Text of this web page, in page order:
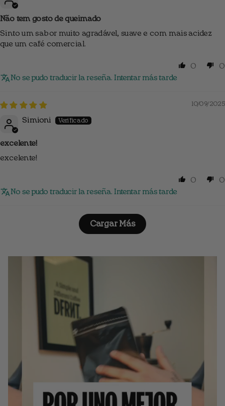
Não tem gosto de queimado
Sinto um sabor muito agradável, suave e com mais acidez
que um café comercial.
0
0
No se pudo traducir la reseña. Intentar más tarde
10/09/2025
Simioni
excelente!
excelente!
0
0
No se pudo traducir la reseña. Intentar más tarde
Cargar Más